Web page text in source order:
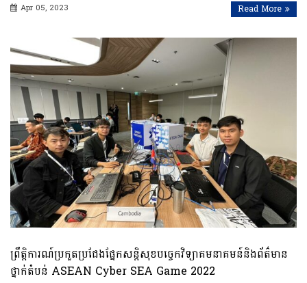
Apr 05, 2023 Read More
ព្រឹត្តិការណ៍ប្រកួតប្រជែងផ្នែកសន្តិសុខបច្ចេកវិទ្យាគមនាគមន៍និងព័ត៌មាន
ថ្នាក់តំបន់ ASEAN Cyber SEA Game 2022